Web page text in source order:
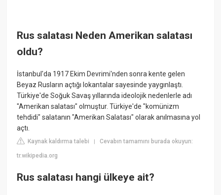
Rus salatası Neden Amerikan salatası
oldu?
İstanbul'da 1917 Ekim Devrimi'nden sonra kente gelen
Beyaz Rusların açtığı lokantalar sayesinde yaygınlaştı.
Türkiye'de Soğuk Savaş yıllarında ideolojik nedenlerle adı
"Amerikan salatası" olmuştur. Türkiye'de "komünizm
tehdidi" salatanın "Amerikan Salatası" olarak anılmasına yol
açtı.
Kaynak kaldırma talebi |Cevabın tamamını burada okuyun:
tr.wikipedia.org
Rus salatası hangi ülkeye ait?